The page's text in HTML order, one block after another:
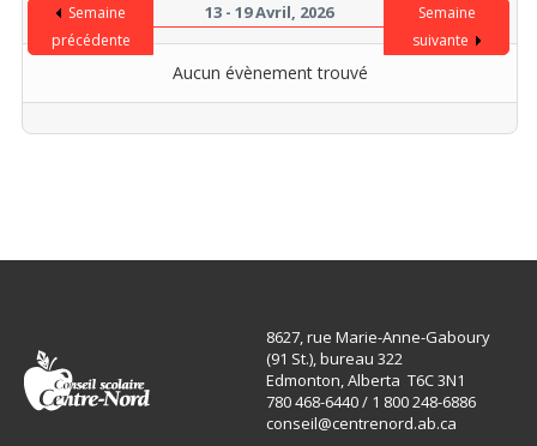
Semaine
précédente
13 - 19 Avril, 2026
Semaine
suivante
Aucun évènement trouvé
8627, rue Marie-Anne-Gaboury
(91 St.), bureau 322
Edmonton, Alberta T6C 3N1
780 468-6440 / 1 800 248-6886
conseil@centrenord.ab.ca